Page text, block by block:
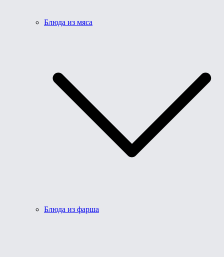
Блюда из мяса
Блюда из фарша